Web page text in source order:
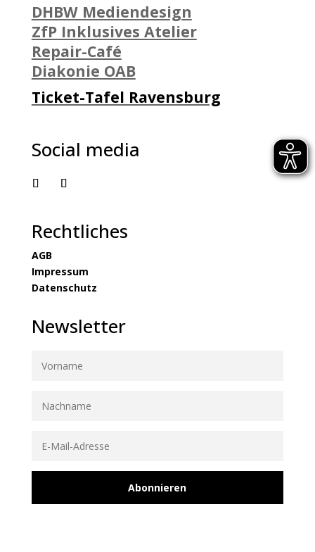
DHBW Mediendesign
ZfP Inklusives Atelier
Repair-Café
Diakonie OAB
Ticket-Tafel Ravensburg
Social media
Rechtliches
AGB
Impressum
Datenschutz
Newsletter
Abonnieren